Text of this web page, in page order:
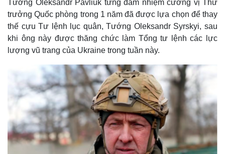
Tướng Oleksandr Pavliuk từng đảm nhiệm cương vị Thứ
trưởng Quốc phòng trong 1 năm đã được lựa chọn để thay
thế cựu Tư lệnh lục quân, Tướng Oleksandr Syrskyi, sau
khi ông này được thăng chức làm Tổng tư lệnh các lực
lượng vũ trang của Ukraine trong tuần này.